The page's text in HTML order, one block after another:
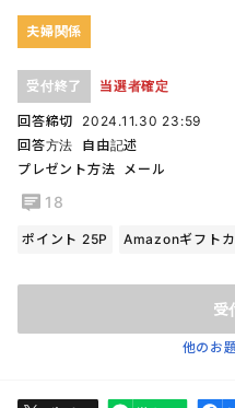
夫婦関係
受付終了 当選者確定
回答締切
2024.11.30 23:59
回答方法
自由記述
プレゼント方法
メール
18
ポイント 25P Amazonギフト
受
他のお